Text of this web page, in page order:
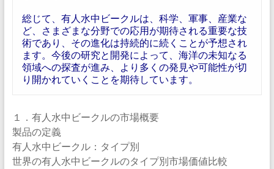
総じて、有人水中ビークルは、科学、軍事、産業な
ど、さまざまな分野での応用が期待される重要な技
術であり、その進化は持続的に続くことが予想され
ます。今後の研究と開発によって、海洋の未知なる
領域への探査が進み、より多くの発見や可能性が切
り開かれていくことを期待しています。
１．有人水中ビークルの市場概要
製品の定義
有人水中ビークル：タイプ別
世界の有人水中ビークルのタイプ別市場価値比較